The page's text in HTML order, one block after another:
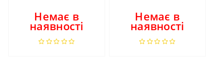
Немає в
наявності
Немає в
наявності